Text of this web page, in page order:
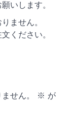
いします。
ません。
ください。
せん。 ※ が